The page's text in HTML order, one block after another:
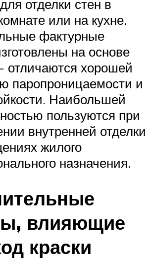
отделки стен в
или на кухне.
фактурные
на основе
отличаются хорошей
паропроницаемости и
Наибольшей
пользуются при
внутренней отделки
жилого
назначения.
влияющие
краски